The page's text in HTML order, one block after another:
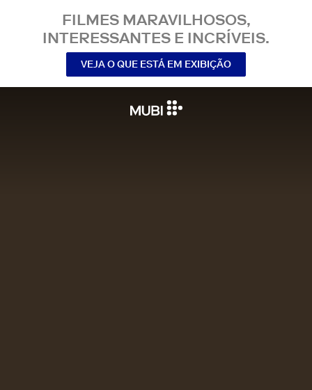
FILMES MARAVILHOSOS,
INTERESSANTES E INCRÍVEIS.
VEJA O QUE ESTÁ EM EXIBIÇÃO